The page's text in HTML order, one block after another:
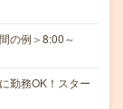
の例＞8:00～
勤務OK！スター